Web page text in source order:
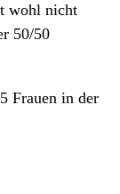
wohl nicht
50/50
Frauen in der